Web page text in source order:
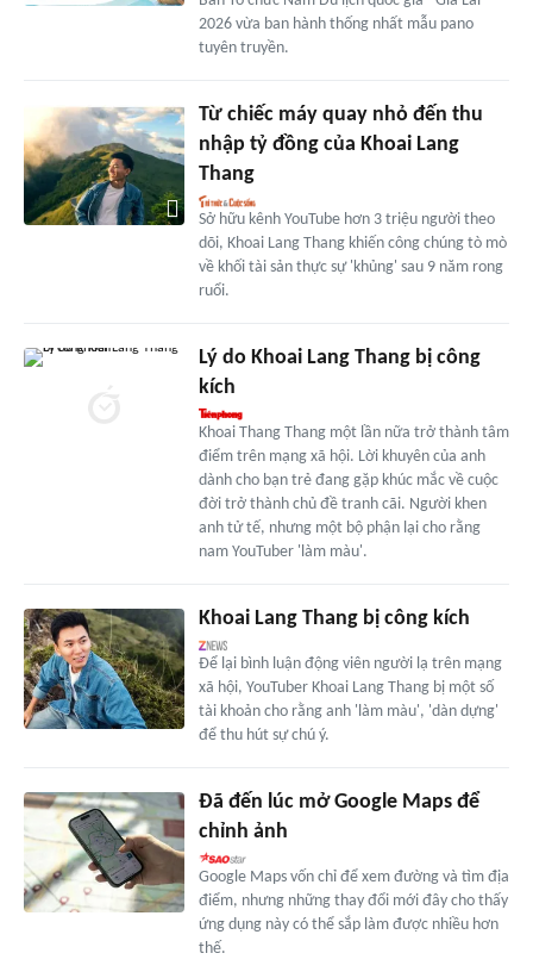
2026 vừa ban hành thống nhất mẫu pano
tuyên truyền.
Từ chiếc máy quay nhỏ đến thu
nhập tỷ đồng của Khoai Lang
Thang
Sở hữu kênh YouTube hơn 3 triệu người theo
dõi, Khoai Lang Thang khiến công chúng tò mò
về khối tài sản thực sự 'khủng' sau 9 năm rong
ruổi.
Lý do Khoai Lang Thang bị công
kích
Khoai Thang Thang một lần nữa trở thành tâm
điểm trên mạng xã hội. Lời khuyên của anh
dành cho bạn trẻ đang gặp khúc mắc về cuộc
đời trở thành chủ đề tranh cãi. Người khen
anh tử tế, nhưng một bộ phận lại cho rằng
nam YouTuber 'làm màu'.
Khoai Lang Thang bị công kích
Để lại bình luận động viên người lạ trên mạng
xã hội, YouTuber Khoai Lang Thang bị một số
tài khoản cho rằng anh 'làm màu', 'dàn dựng'
để thu hút sự chú ý.
Đã đến lúc mở Google Maps để
chỉnh ảnh
Google Maps vốn chỉ để xem đường và tìm địa
điểm, nhưng những thay đổi mới đây cho thấy
ứng dụng này có thể sắp làm được nhiều hơn
thế.